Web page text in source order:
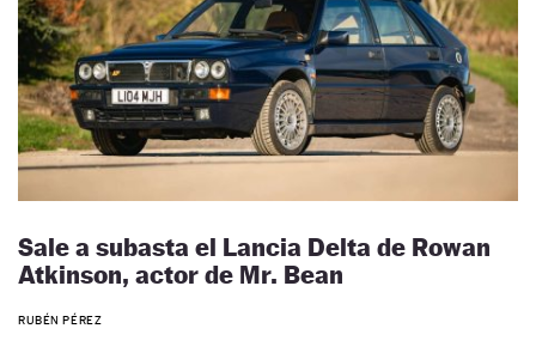
Sale a subasta el Lancia Delta de Rowan
Atkinson, actor de Mr. Bean
RUBÉN PÉREZ